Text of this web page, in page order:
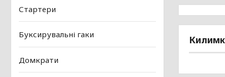
Стартери
Буксирувальні гаки
Домкрати